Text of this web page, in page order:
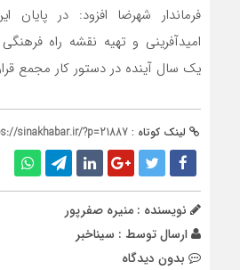
فرماندار شهرضا افزود: در
امیدآفرینی و تهیه نقشه راه
یک سال آینده در دستور کار مجمع
لینک کوتاه : sinakhabar.ir/?p=21887
نویسنده : منیره صفرپور
ارسال توسط : سیناخبر
بدون دیدگاه